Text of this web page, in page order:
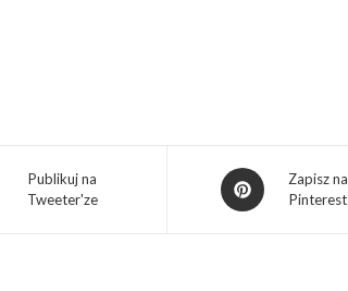
Publikuj na
Tweeter'ze
Zapisz na
Pinterest